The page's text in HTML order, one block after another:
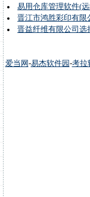
易用仓库管理软件(
晋江市鸿胜彩印有限
晋益纤维有限公司选
爱当网 -易杰软件园 -考拉